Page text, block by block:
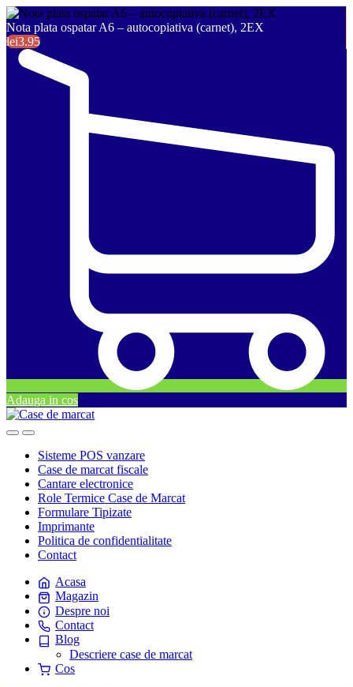
Nota plata ospatar A6 – autocopiativa (carnet), 2EX
lei3.95
Adauga in cos
Skip
to
Skip
to
Sisteme POS vanzare
Case de marcat fiscale
Cantare electronice
Role Termice Case de Marcat
Formulare Tipizate
Imprimante
Politica de confidentialitate
Contact
Acasa
Magazin
Despre noi
Contact
Blog
Descriere case de marcat
Cos